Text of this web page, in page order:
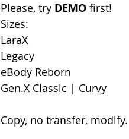
Please, try DEMO first!
Sizes:
LaraX
Legacy
eBody Reborn
Gen.X Classic | Curvy
Copy, no transfer, modify.